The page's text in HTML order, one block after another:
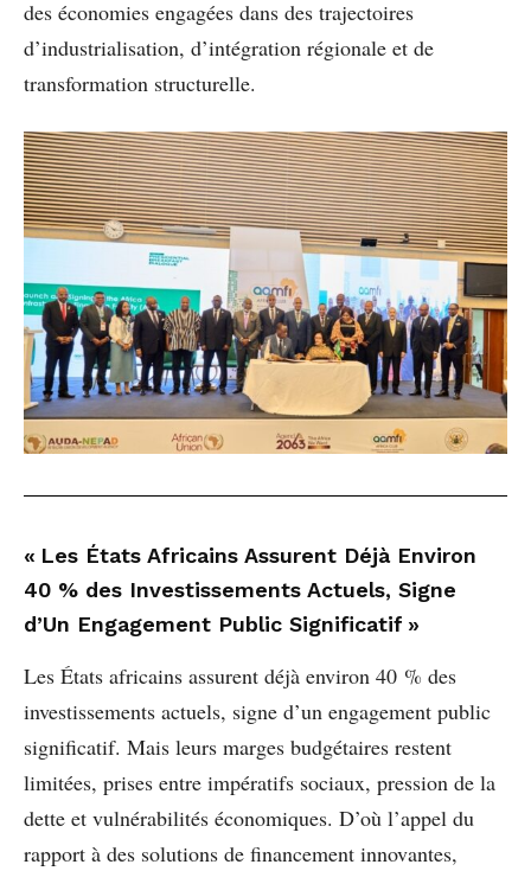
des économies engagées dans des trajectoires
d’industrialisation, d’intégration régionale et de
transformation structurelle.
« Les États Africains Assurent Déjà Environ
40 % des Investissements Actuels, Signe
d’Un Engagement Public Significatif »
Les États africains assurent déjà environ 40 % des
investissements actuels, signe d’un engagement public
significatif. Mais leurs marges budgétaires restent
limitées, prises entre impératifs sociaux, pression de la
dette et vulnérabilités économiques. D’où l’appel du
rapport à des solutions de financement innovantes,